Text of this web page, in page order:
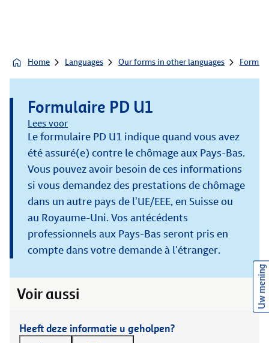
Home Languages Our forms in other languages
Formulaire PD U1
Lees voor
Le formulaire PD U1 indique quand vous avez
été assuré(e) contre le chômage aux Pays-Bas.
Vous pouvez avoir besoin de ces informations
si vous demandez des prestations de chômage
dans un autre pays de l'UE/EEE, en Suisse ou
au Royaume-Uni. Vos antécédents
professionnels aux Pays-Bas seront pris en
compte dans votre demande à l'étranger.
Voir aussi
Heeft deze informatie u geholpen?
Uw mening